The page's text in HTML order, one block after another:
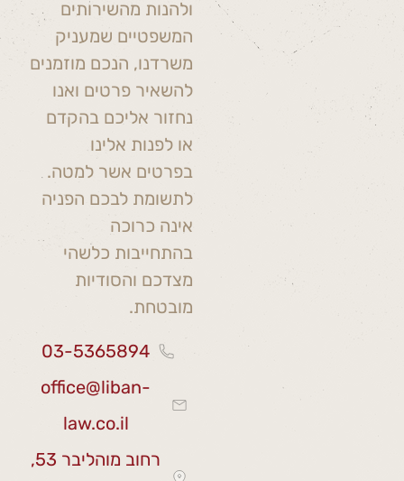
ולהנות מהשירותים
המשפטיים שמעניק
משרדנו, הנכם מוזמנים
להשאיר פרטים ואנו
נחזור אליכם בהקדם
או לפנות אלינו
בפרטים אשר למטה.
לתשומת לבכם הפניה
אינה כרוכה
בהתחייבות כלשהי
מצדכם והסודיות
מובטחת.
03-5365894
office@liban-
law.co.il
רחוב מוהליבר 53,